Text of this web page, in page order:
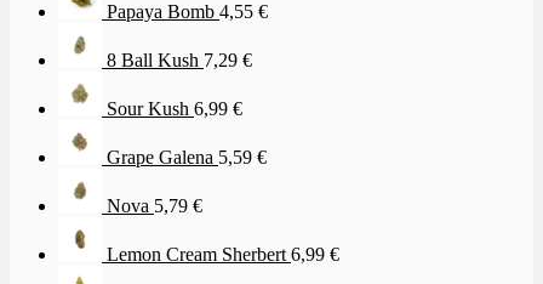
Papaya Bomb 4,55 €
8 Ball Kush 7,29 €
Sour Kush 6,99 €
Grape Galena 5,59 €
Nova 5,79 €
Lemon Cream Sherbert 6,99 €